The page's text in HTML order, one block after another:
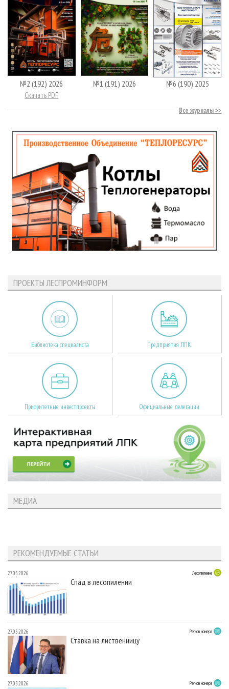
№2 (192) 2026
Скачать PDF
№1 (191) 2026 №6 (190) 2025
Все журналы
ПРОЕКТЫ ЛЕСПРОМИНФОРМ
Библиотека специалиста Предприятия ЛПК
Приоритетные инвестпроекты Официальные делегации
МЕДИА
РЕКОМЕНДУЕМЫЕ СТАТЬИ
27.05.2026 Лесопиление
Спад в лесопилении
27.05.2026 Регион номера
Ставка на лиственницу
27.05.2026 Регион номера